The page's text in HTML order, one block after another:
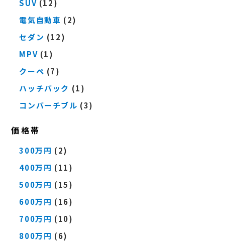
SUV (12)
電気自動車 (2)
セダン (12)
MPV (1)
クーペ (7)
ハッチバック (1)
コンバーチブル (3)
価格帯
300万円 (2)
400万円 (11)
500万円 (15)
600万円 (16)
700万円 (10)
800万円 (6)